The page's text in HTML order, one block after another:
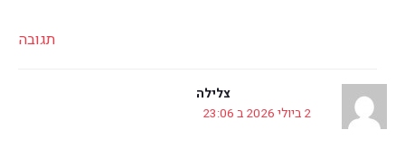
תגובה
צלילה
2 ביולי 2026 ב 23:06